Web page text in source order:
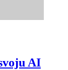
AI